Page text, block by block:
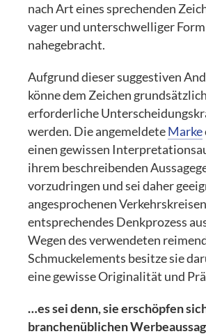
nach Art eines sprechenden
vager und unterschwelliger Form
nahegebracht.
Aufgrund dieser suggestiven
könne dem Zeichen
erforderliche
werden. Die angemeldeteMarke
einen gewissen
ihrem beschreibenden
vorzudringen und sei daher
angesprochenen
entsprechendes Denkprozess
Wegen des verwendeten
Schmuckelements besitze sie
eine gewisse Originalität und
…es sei denn, sie erschöpfen
branchenüblichen